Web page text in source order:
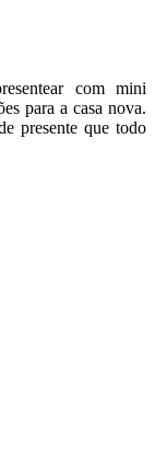
com mini
para a casa nova.
presente que todo